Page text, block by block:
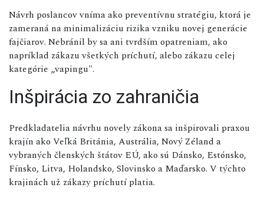
Návrh poslancov vníma ako preventívnu stratégiu, ktorá je
zameraná na minimalizáciu rizika vzniku novej generácie
fajčiarov. Nebránil by sa ani tvrdším opatreniam, ako
napríklad zákazu všetkých príchutí, alebo zákazu celej
kategórie „vapingu".
Inšpirácia zo zahraničia
Predkladatelia návrhu novely zákona sa inšpirovali praxou
krajín ako Veľká Británia, Austrália, Nový Zéland a
vybraných členských štátov EÚ, ako sú Dánsko, Estónsko,
Fínsko, Litva, Holandsko, Slovinsko a Maďarsko. V týchto
krajinách už zákazy príchutí platia.